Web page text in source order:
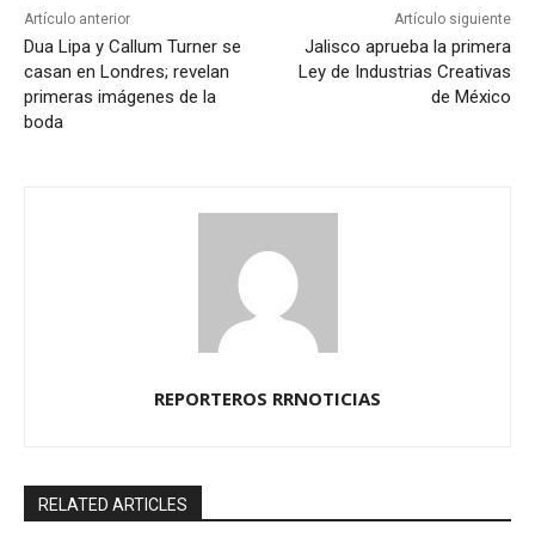
Artículo anterior
Dua Lipa y Callum Turner se
casan en Londres; revelan
primeras imágenes de la
boda
Artículo siguiente
Jalisco aprueba la primera
Ley de Industrias Creativas
de México
REPORTEROS RRNOTICIAS
RELATED ARTICLES